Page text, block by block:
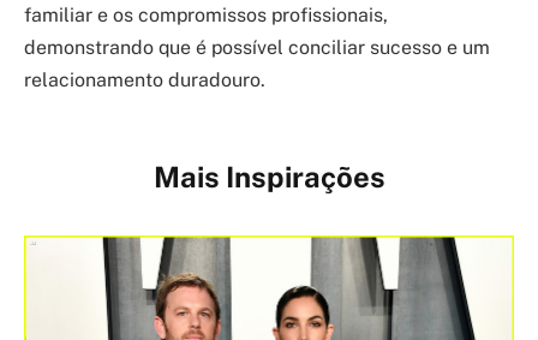
familiar e os compromissos profissionais,
demonstrando que é possível conciliar sucesso e um
relacionamento duradouro.
Mais Inspirações